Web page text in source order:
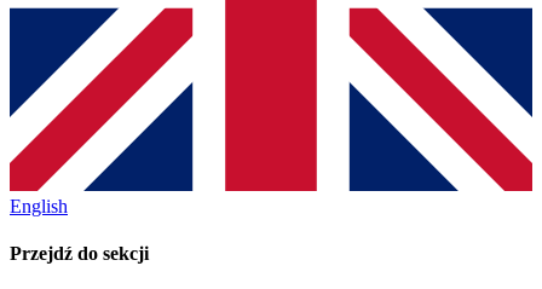
English
Przejdź do sekcji